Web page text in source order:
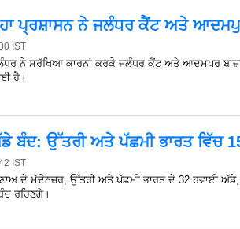
ਪ੍ਰਸ਼ਾਸਨ ਨੇ ਜਲੰਧਰ ਕੈਂਟ ਅਤੇ
IST
ਨੇ ਸੁਰੱਖਿਆ ਕਾਰਨਾਂ ਕਰਕੇ ਜਲੰਧਰ ਕੈਂਟ ਅਤੇ ਆਦਮਪੁਰ
ਹੈ।
ਬੰਦ: ਉੱਤਰੀ ਅਤੇ ਪੱਛਮੀ ਭਾਰਤ ਵਿੱਚ
IST
ਦੇ ਮੱਦੇਨਜ਼ਰ, ਉੱਤਰੀ ਅਤੇ ਪੱਛਮੀ ਭਾਰਤ ਦੇ 32 ਹਵਾਈ
ਰਹਿਣਗੇ।